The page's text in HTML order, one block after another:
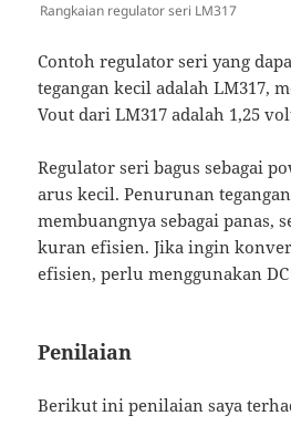
Rangkaian regulator seri LM317
Contoh regulator seri yang
tegangan kecil adalah LM317,
Vout dari LM317 adalah 1,25
Regulator seri bagus sebagai
arus kecil. Penurunan
membuangnya sebagai panas,
kuran efisien. Jika ingin
efisien, perlu menggunakan
Penilaian
Berikut ini penilaian saya